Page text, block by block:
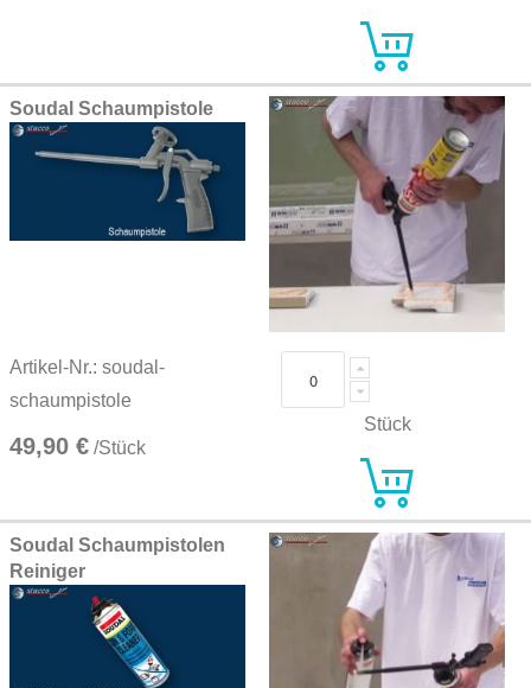
Soudal Schaumpistole
Artikel-Nr.: soudal-
schaumpistole
49,90 € /Stück
Stück
Soudal Schaumpistolen
Reiniger